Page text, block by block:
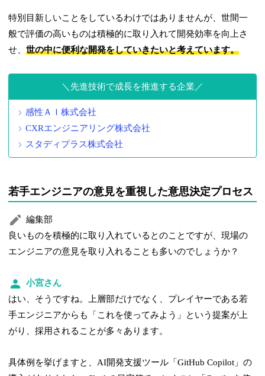
特別目新しいことをしているわけではありませんが、世間一
般で評価の高いものは積極的に取り入れて開発効率を向上さ
せ、世の中に便利な開発をしていきたいと考えています。
先進技術で成長を推進する企業
感性ＡＩ株式会社
CXRエンジニアリング株式会社
スタディプラス株式会社
若手エンジニアの意見を重視した意思決定プロセス
編集部
良いものを積極的に取り入れているとのことですが、現場の
エンジニアの意見を取り入れることも多いのでしょうか？
小宮さん
はい、そうですね。上層部だけでなく、プレイヤーである若
手エンジニアからも「これを使ってみよう」という提案が上
がり、採用されることが多々あります。
具体例を挙げますと、AI開発支援ツール「GitHub Copilot」の